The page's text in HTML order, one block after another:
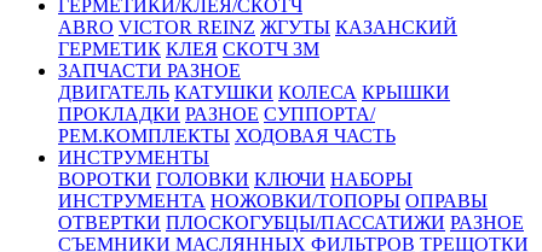
ГЕРМЕТИКИ/КЛЕЯ/СКОТЧ
ABRO VICTOR REINZ ЖГУТЫ КАЗАНСКИЙ
ГЕРМЕТИК КЛЕЯ СКОТЧ 3М
ЗАПЧАСТИ РАЗНОЕ
ДВИГАТЕЛЬ КАТУШКИ КОЛЕСА КРЫШКИ
ПРОКЛАДКИ РАЗНОЕ СУППОРТА/
РЕМ.КОМПЛЕКТЫ ХОДОВАЯ ЧАСТЬ
ИНСТРУМЕНТЫ
ВОРОТКИ ГОЛОВКИ КЛЮЧИ НАБОРЫ
ИНСТРУМЕНТА НОЖОВКИ/ТОПОРЫ ОПРАВЫ
ОТВЕРТКИ ПЛОСКОГУБЦЫ/ПАССАТИЖИ РАЗНОЕ
СЪЕМНИКИ МАСЛЯННЫХ ФИЛЬТРОВ ТРЕЩОТКИ